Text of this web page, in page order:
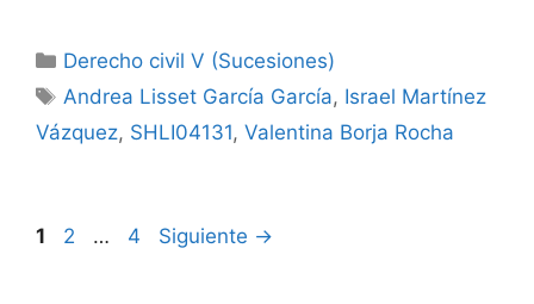
Categorías
Derecho civil V (Sucesiones)
Etiquetas
Andrea Lisset García García, Israel Martínez
Vázquez, SHLI04131, Valentina Borja Rocha
Página
1 Página
2 … Página
4 Siguiente →